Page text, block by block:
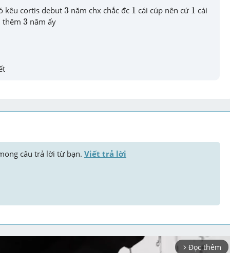
kêu cortis debut 3
3 năm chx chắc đc 1
1 cái cúp nên cứ 1
1 cái
thêm 3
3 năm ấy
câu trả lời từ bạn. Viết trả lời
arrow_forward_ios Đọc thêm